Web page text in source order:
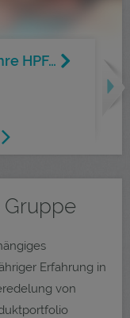
HPF…
Erfahrung in
von